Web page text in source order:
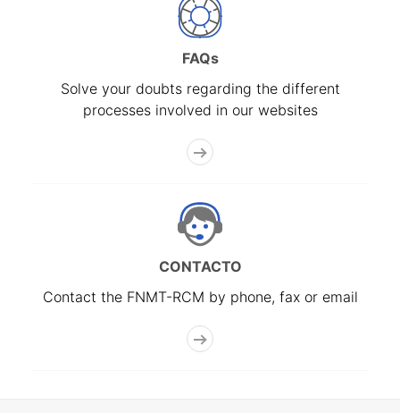
FAQs
Solve your doubts regarding the different
processes involved in our websites
CONTACTO
Contact the FNMT-RCM by phone, fax or email